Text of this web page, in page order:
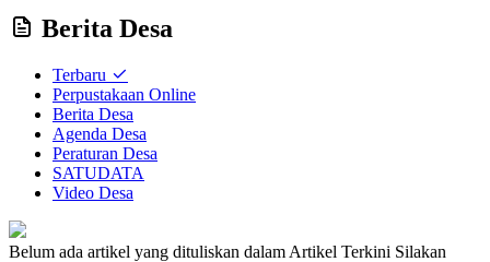
Berita Desa
Terbaru
Perpustakaan Online
Berita Desa
Agenda Desa
Peraturan Desa
SATUDATA
Video Desa
Belum ada artikel yang dituliskan dalam Artikel Terkini Silakan